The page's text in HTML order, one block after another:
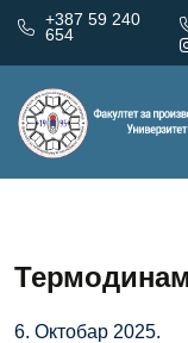
+387 59 240
654
6. Октобар 2025.